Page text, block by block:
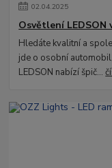
02.04.2025
Osvětlení LEDSON
Hledáte kvalitní a
jde o osobní
LEDSON nabízí špič...